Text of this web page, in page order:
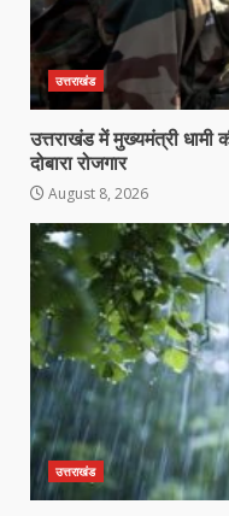
उत्तराखंड
उत्तराखंड में मुख्यमंत्री धामी
दोबारा रोजगार
August 8, 2026
उत्तराखंड